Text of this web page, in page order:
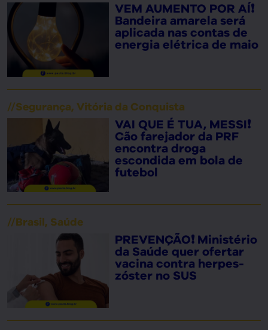
VEM AUMENTO POR AÍ❗
Bandeira amarela será
aplicada nas contas de
energia elétrica de maio
//Segurança, Vitória da Conquista
VAI QUE É TUA, MESSI❗
Cão farejador da PRF
encontra droga
escondida em bola de
futebol
//Brasil, Saúde
PREVENÇÃO❗ Ministério
da Saúde quer ofertar
vacina contra herpes-
zóster no SUS